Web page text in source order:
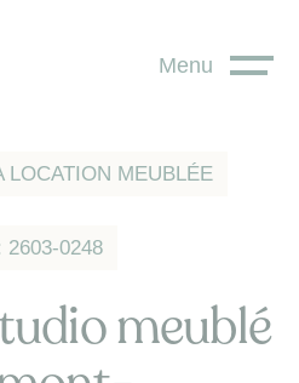
Menu
2603-0248
LOCATION MEUBLÉE
meublé